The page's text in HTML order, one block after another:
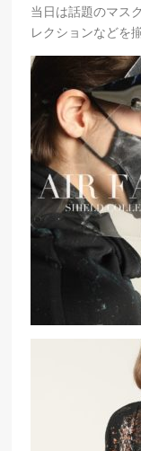
当日は話題のマス
レクションなどを